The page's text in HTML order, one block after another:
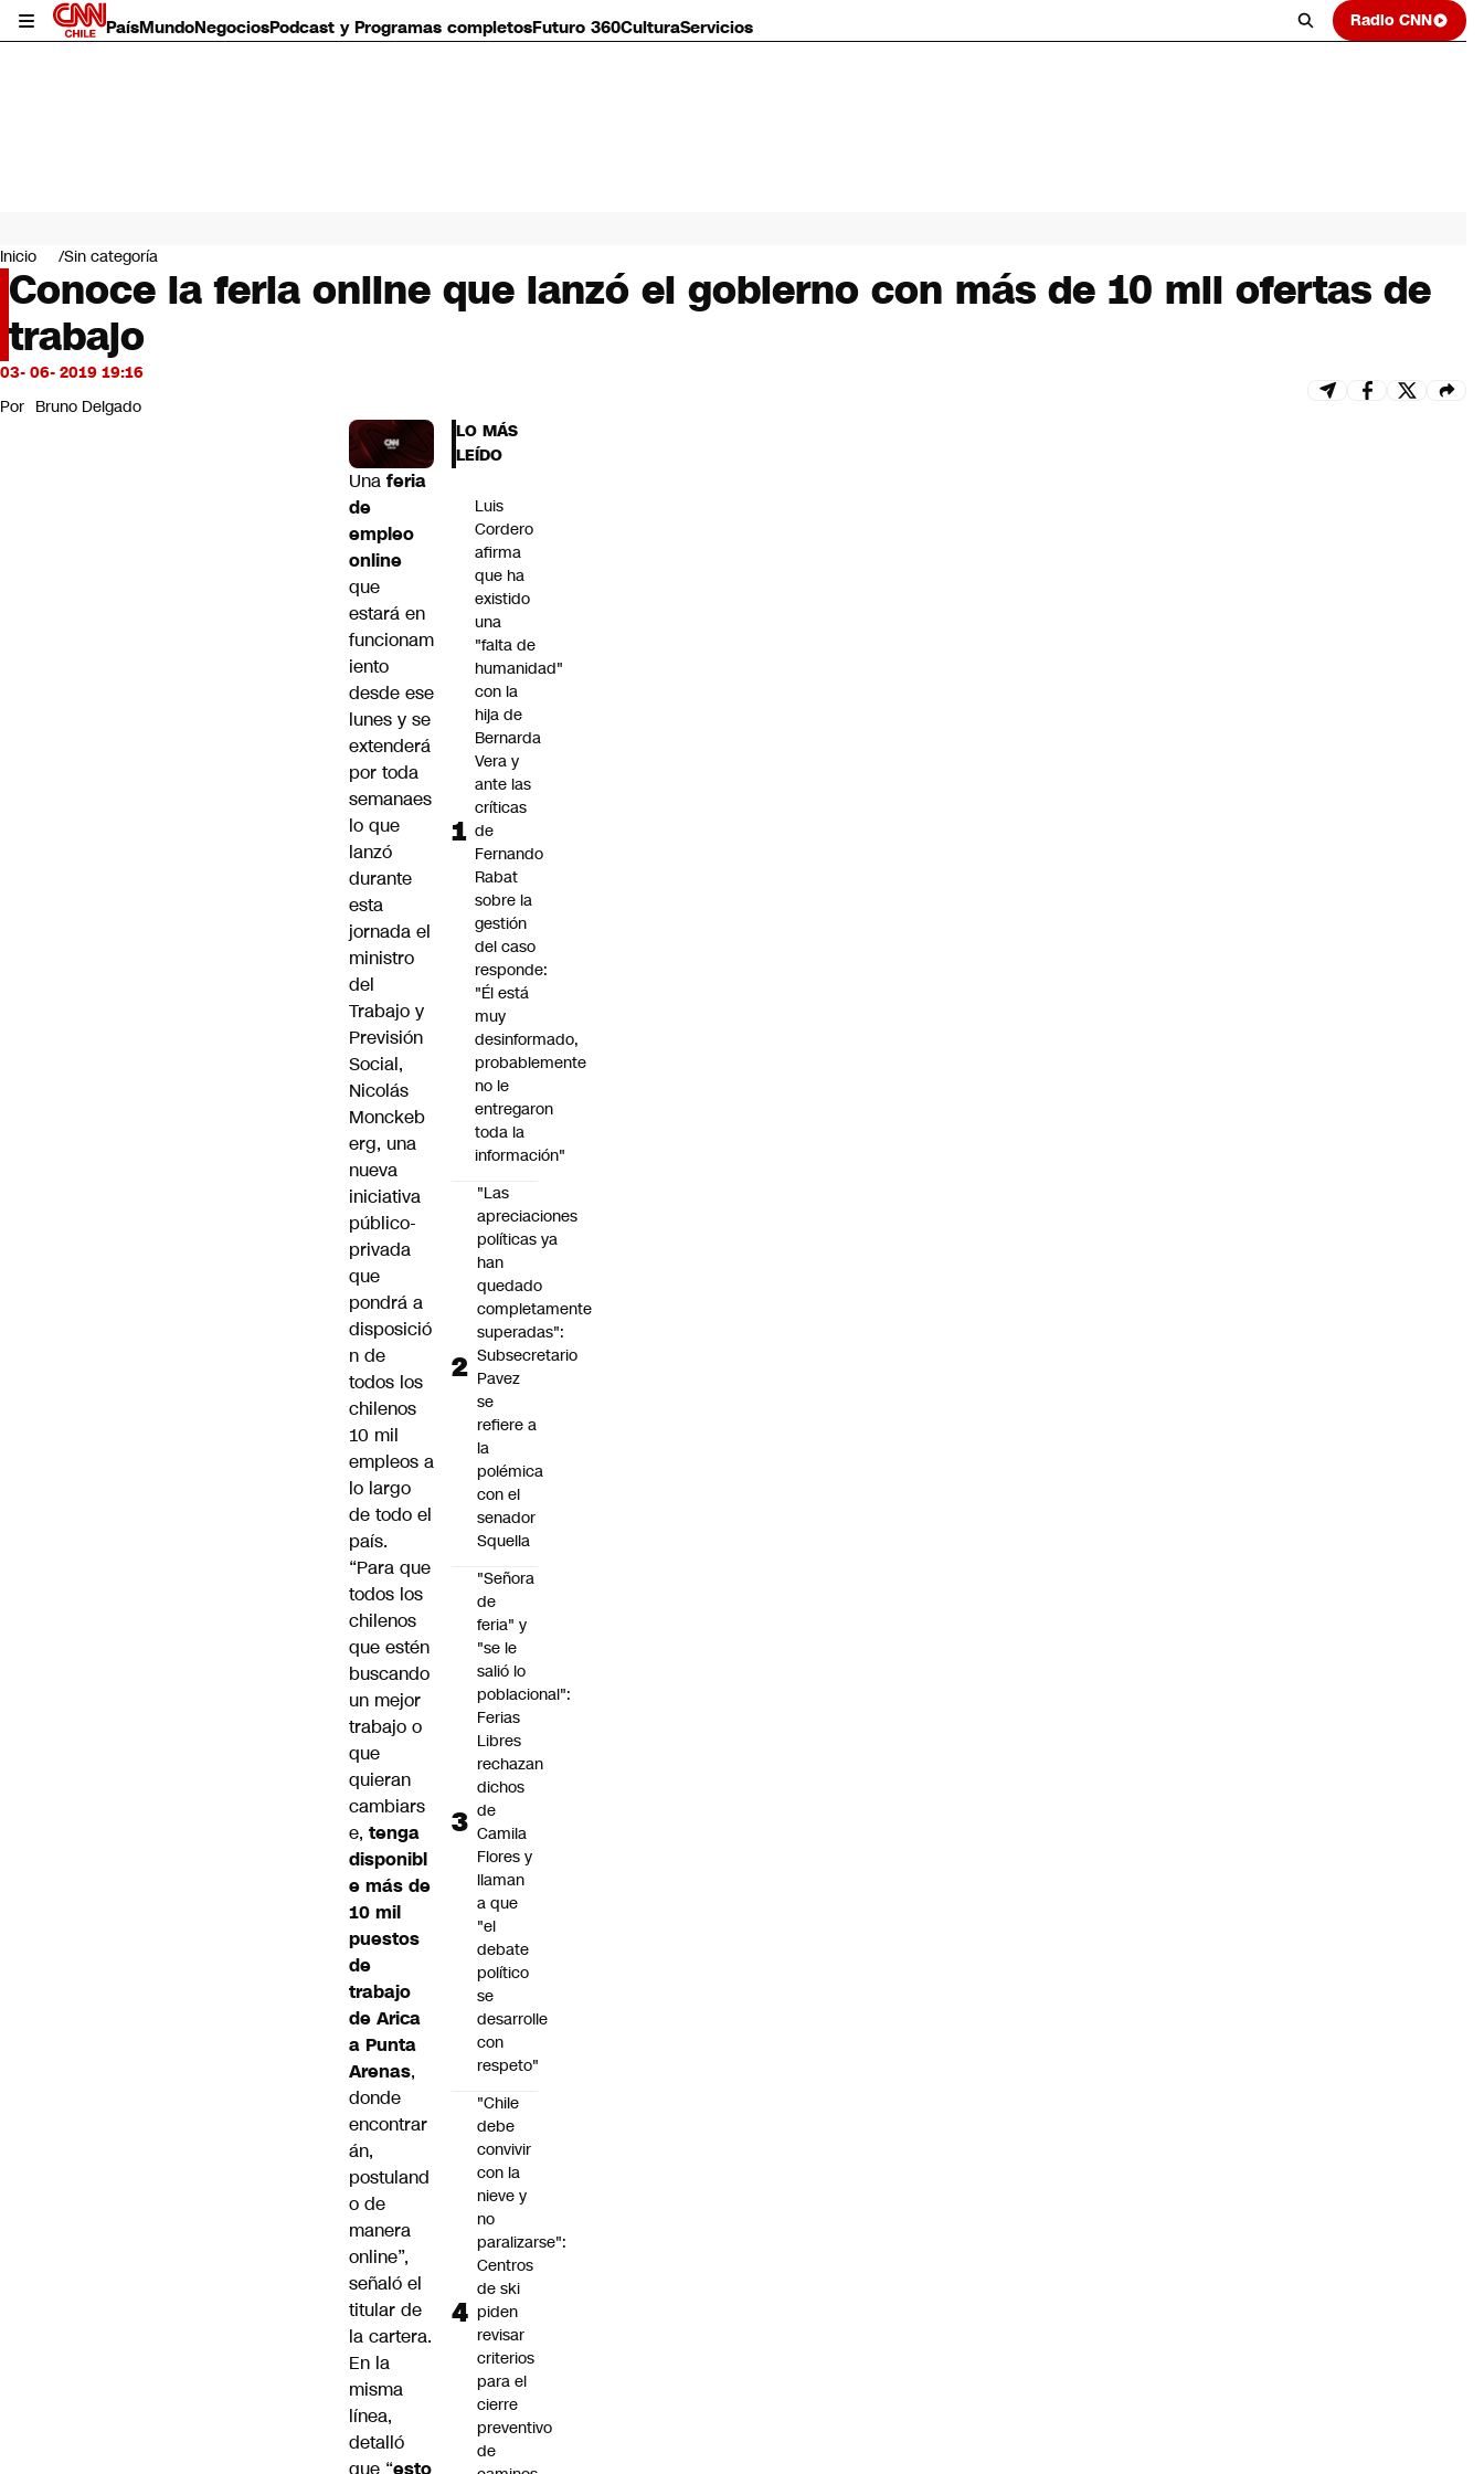
PaísMundoNegociosPodcast y Programas completosFuturo 360CulturaServicios Radio CNN
Mundo
Negocios
Deportes
Programas completos
Cultura
Servicios
Bits
CNN Data
Inicio Sin categoría
Conoce la feria online que lanzó el gobierno con más de 10 mil ofertas de
trabajo
03- 06- 2019 19:16
Por Bruno Delgado
Una feria
de
empleo
online
que
estará en
funcionam
iento
desde ese
lunes y se
extenderá
por toda
semanaes
lo que
lanzó
durante
esta
jornada el
ministro
del
Trabajo y
Previsión
Social,
Nicolás
Monckeb
erg, una
nueva
iniciativa
público-
privada
que
pondrá a
disposició
n de
todos los
chilenos
10 mil
empleos a
lo largo
de todo el
país.
“Para que
todos los
chilenos
que estén
buscando
un mejor
trabajo o
que
quieran
cambiars
e, tenga
disponibl
e más de
10 mil
puestos
de
trabajo
de Arica
a Punta
Arenas,
donde
encontrar
án,
postuland
o de
manera
online”,
señaló el
titular de
la cartera.
En la
misma
línea,
detalló
que “esto
LO MÁS
LEÍDO
Luis
Cordero
afirma
que ha
existido
una
"falta de
humanidad"
con la
hija de
Bernarda
Vera y
ante las
críticas
de
Fernando
Rabat
sobre la
gestión
del caso
responde:
"Él está
muy
desinformado,
probablemente
no le
entregaron
toda la
información"
"Las
apreciaciones
políticas ya
han
quedado
completamente
superadas":
Subsecretario
Pavez
se
refiere a
la
polémica
con el
senador
Squella
"Señora
de
feria" y
"se le
salió lo
poblacional":
Ferias
Libres
rechazan
dichos
de
Camila
Flores y
llaman
a que
"el
debate
político
se
desarrolle
con
respeto"
"Chile
debe
convivir
con la
nieve y
no
paralizarse":
Centros
de ski
piden
revisar
criterios
para el
cierre
preventivo
de